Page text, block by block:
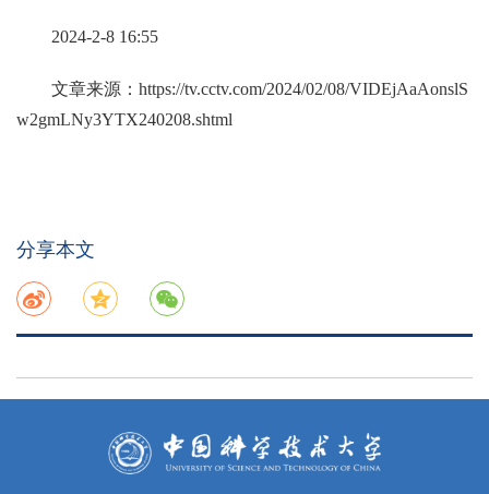
2024-2-8 16:55
文章来源： https://tv.cctv.com/2024/02/08/VIDEjAaAonslS
w2gmLNy3YTX240208.shtml
分享本文